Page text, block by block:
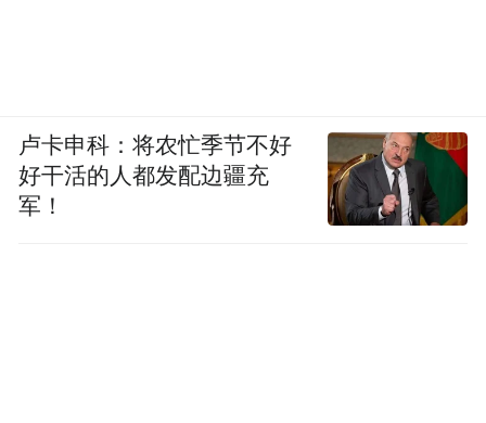
卢卡申科：将农忙季节不好
好干活的人都发配边疆充
军！